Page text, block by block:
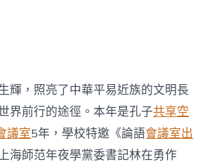
輝，照亮了中華平易近族的文明長
界前行的途徑。本年是孔子共享空
議室5年，學校特邀《論語會議室出
海師范年夜學黨委書記林在勇作